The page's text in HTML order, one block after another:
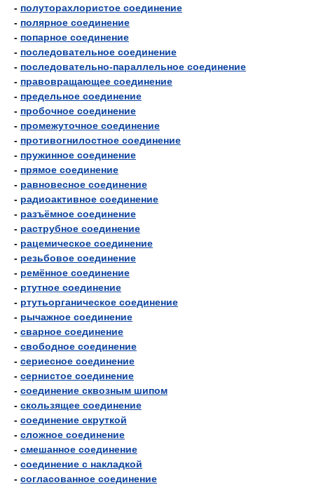
- полуторахлористое соединение
- полярное соединение
- попарное соединение
- последовательное соединение
- последовательно-параллельное соединение
- правовращающее соединение
- предельное соединение
- пробочное соединение
- промежуточное соединение
- противогнилостное соединение
- пружинное соединение
- прямое соединение
- равновесное соединение
- радиоактивное соединение
- разъёмное соединение
- раструбное соединение
- рацемическое соединение
- резьбовое соединение
- ремённое соединение
- ртутное соединение
- ртутьорганическое соединение
- рычажное соединение
- сварное соединение
- свободное соединение
- сериесное соединение
- сернистое соединение
- соединение сквозным шипом
- скользящее соединение
- соединение скруткой
- сложное соединение
- смешанное соединение
- соединение с накладкой
- согласованное соединение